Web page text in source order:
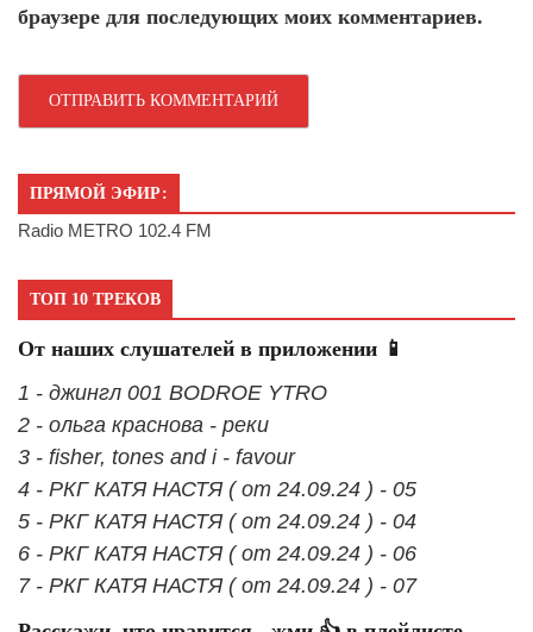
браузере для последующих моих комментариев.
ПРЯМОЙ ЭФИР:
Radio METRO 102.4 FM
ТОП 10 ТРЕКОВ
От наших слушателей в приложении 📱
1 - джингл 001 BODROE YTRO
2 - ольга краснова - реки
3 - fisher, tones and i - favour
4 - РКГ КАТЯ НАСТЯ ( от 24.09.24 ) - 05
5 - РКГ КАТЯ НАСТЯ ( от 24.09.24 ) - 04
6 - РКГ КАТЯ НАСТЯ ( от 24.09.24 ) - 06
7 - РКГ КАТЯ НАСТЯ ( от 24.09.24 ) - 07